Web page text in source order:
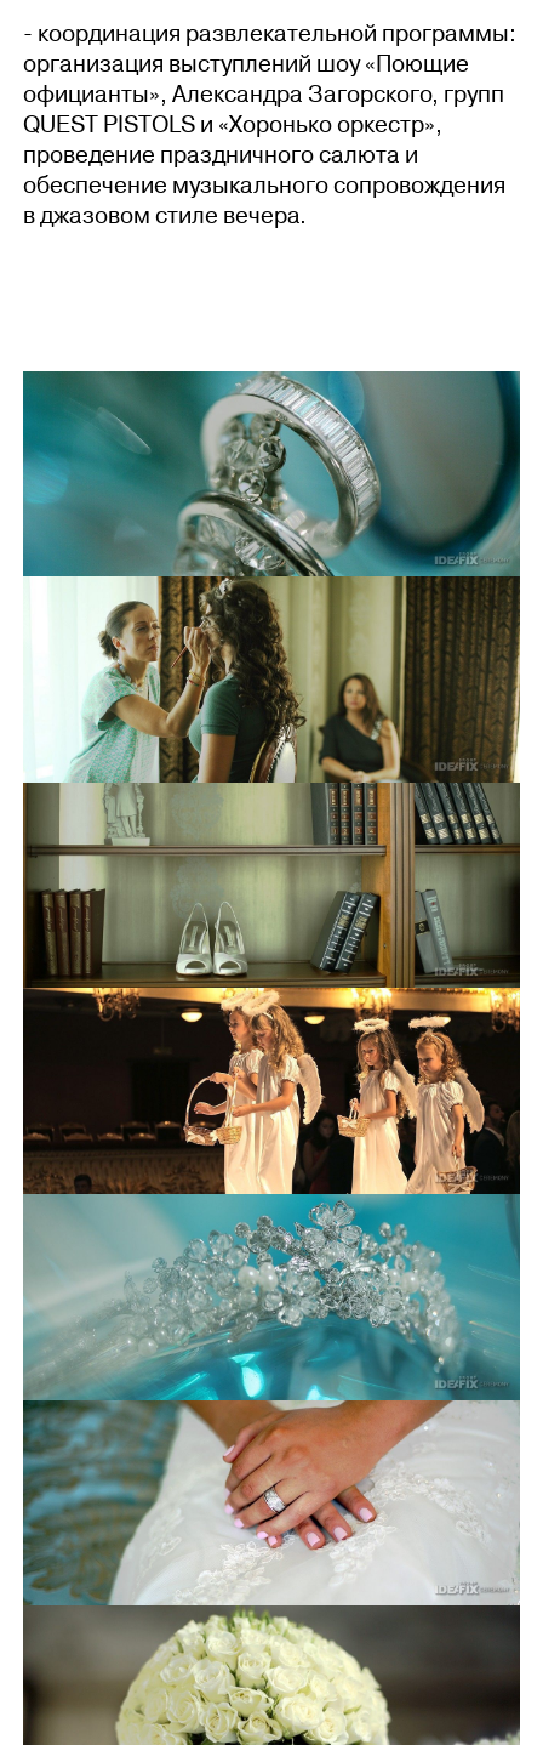
- координация развлекательной программы:
организация выступлений шоу «Поющие
официанты», Александра Загорского, групп
QUEST PISTOLS и «Хоронько оркестр»,
проведение праздничного салюта и
обеспечение музыкального сопровождения
в джазовом стиле вечера.